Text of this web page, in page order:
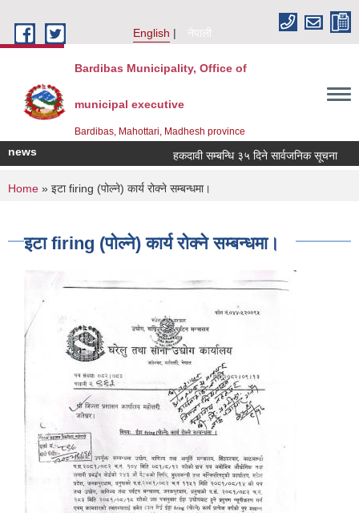
English
नेपाली
Bardibas Municipality, Office of
municipal executive
Bardibas, Mahottari, Madhesh province
news हकदावी सम्बन्धि ३५ दिने सार्वजनिक सूचना
You are here
Home » इटा firing (पोल्ने) कार्य रोक्ने सम्बन्धमा।
इटा firing (पोल्ने) कार्य रोक्ने सम्बन्धमा।